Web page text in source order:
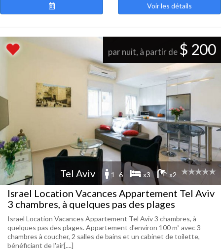
Voir les détails
par nuit, à partir de $ 200
Tel Aviv 1 -6 x3 x2
Israel Location Vacances Appartement Tel Aviv
3 chambres, à quelques pas des plages
Israel Location Vacances Appartement Tel Aviv 3 chambres, à
quelques pas des plages. Appartement d'environ 100 m² avec 3
chambres à coucher, 2 salles de bains et un cabinet de toilette,
bénéficiant de l'air[....]